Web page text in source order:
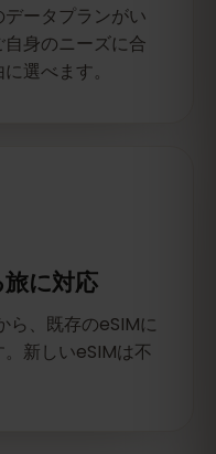
ータプランがい
身のニーズに合
選べます。
に対応
ら、既存のeSIMに
新しいeSIMは不